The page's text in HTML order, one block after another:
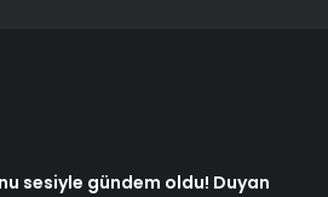
sesiyle gündem oldu! Duyan